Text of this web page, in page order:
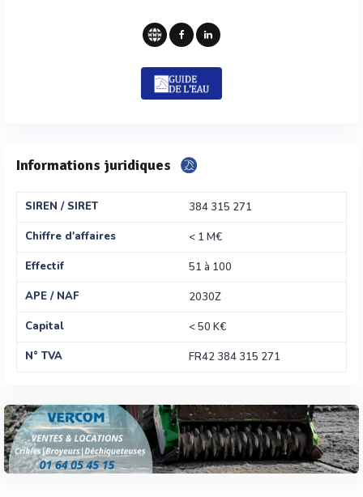
Informations juridiques
SIREN / SIRET
384 315 271
Chiffre d'affaires
< 1 M€
Effectif
51 à 100
APE / NAF
2030Z
Capital
< 50 K€
N° TVA
FR42 384 315 271